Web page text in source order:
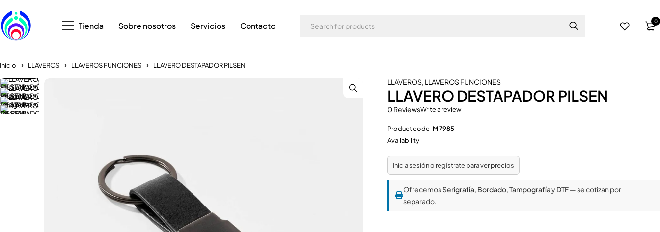
Tienda Sobre nosotros Servicios Contacto 0
Inicio LLAVEROS LLAVEROS FUNCIONES LLAVERO DESTAPADOR PILSEN
LLAVEROS, LLAVEROS FUNCIONES
LLAVERO DESTAPADOR PILSEN
0 ReviewsWrite a review
Product code M 7985
Availability
Inicia sesión o regístrate para ver precios
OfrecemosSerigrafía, Bordado,TampografíayDTF— se cotizan por
separado.